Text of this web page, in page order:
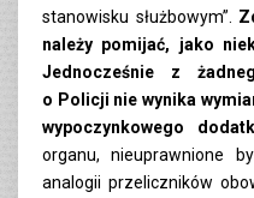
stanowisku służbowym”.
należy pomijać, jako
Jednocześnie z
o Policji nie wynika
wypoczynkowego
organu, nieuprawnione
analogii przeliczników